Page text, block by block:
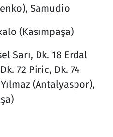
Samudio
(Kasımpaşa)
Sarı, Dk. 18 Erdal
72 Piric, Dk. 74
(Antalyaspor),